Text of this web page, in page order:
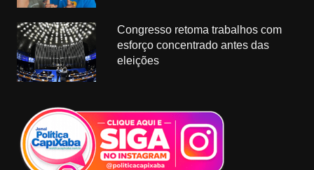
Congresso retoma trabalhos com
esforço concentrado antes das
eleições